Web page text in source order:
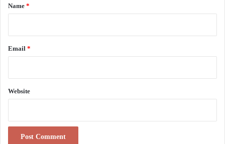
*
Name *
Email *
Website